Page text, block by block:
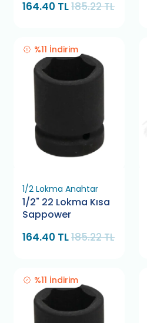
164.40 TL185.22 TL
%11 İndirim
1/2 Lokma Anahtar
1/2" 22 Lokma Kısa
Sappower
164.40 TL185.22 TL
%11 İndirim